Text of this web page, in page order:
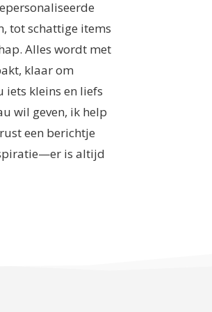
tot schattige items
Alles wordt met
klaar om
iets kleins en liefs
wil geven, ik help
een berichtje
is altijd